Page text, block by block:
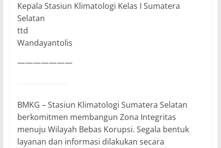
Kepala Stasiun Klimatologi Kelas I Sumatera
Selatan
ttd
Wandayantolis
———————
BMKG – Stasiun Klimatologi Sumatera Selatan
berkomitmen membangun Zona Integritas
menuju Wilayah Bebas Korupsi. Segala bentuk
layanan dan informasi dilakukan secara